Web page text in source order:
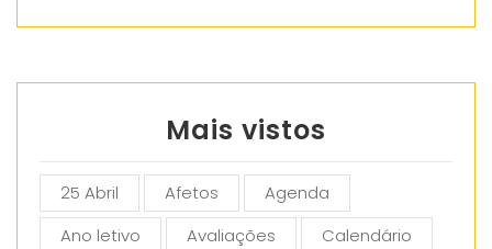
Mais vistos
25 Abril Afetos
Agenda
Ano letivo
Avaliações
Calendário